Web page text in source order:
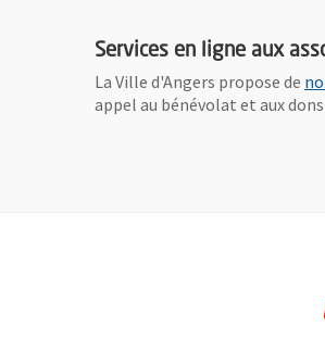
Services en ligne aux
La Ville d'Angers propose de
appel au bénévolat et aux